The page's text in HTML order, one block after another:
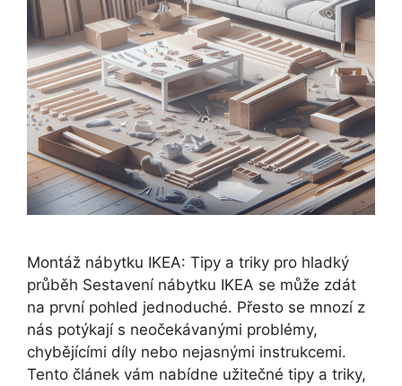
Montáž nábytku IKEA: Tipy a triky pro hladký
průběh Sestavení nábytku IKEA se může zdát
na první pohled jednoduché. Přesto se mnozí z
nás potýkají s neočekávanými problémy,
chybějícími díly nebo nejasnými instrukcemi.
Tento článek vám nabídne užitečné tipy a triky,